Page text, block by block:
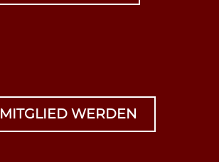
MITGLIED WERDEN